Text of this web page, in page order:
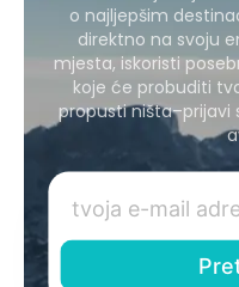
o najljepšim
direktno na svoju
mjesta, iskoristi
koje će probuditi
propusti ništa–prijavi